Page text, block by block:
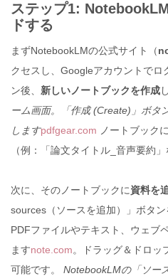
ステップ1:
ドする
まずNotebookLMの公式サイト（
クセスし、Googleアカウントでロ
ン後、 新しいノートブックを作成
ーム画面。「作成 (Create)」ボタ
しますpdfgear.com ノートブック
（例：「論文タイトル_音声要約」
次に、そのノートブックに資料を
sources（ソースを追加）」ボタ
PDFファイルやテキスト、ウェブ
ますnote.com。ドラッグ＆ドロッ
可能です。 NotebookLMの「ソー